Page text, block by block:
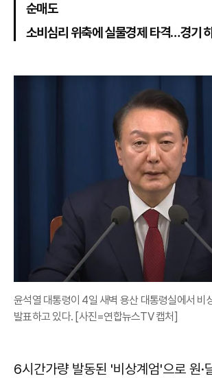
순매도
소비심리 위축에 실물경제 타격…경기
윤석열 대통령이 4일 새벽 용산 대통령실에서 비
발표하고 있다. [사진=연합뉴스TV 캡처]
6시간가량 발동된 '비상계엄'으로 원·